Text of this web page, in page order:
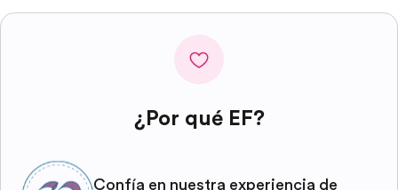
¿Por qué EF?
Confía en nuestra experiencia de